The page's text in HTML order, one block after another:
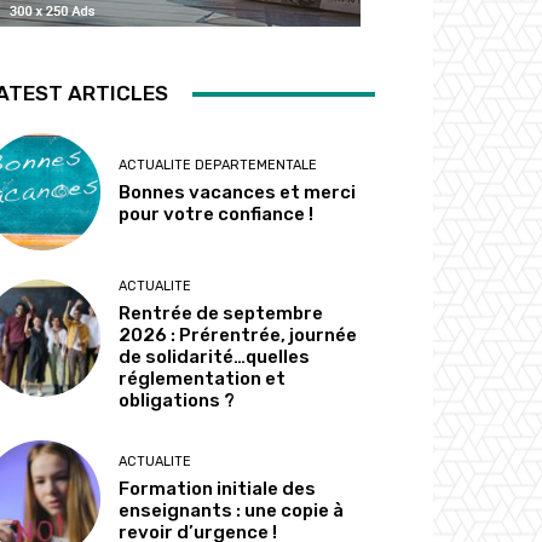
ARTICLES
ACTUALITE DEPARTEMENTALE
Bonnes vacances et merci
pour votre confiance !
ACTUALITE
Rentrée de septembre
2026 : Prérentrée, journée
de solidarité…quelles
réglementation et
obligations ?
ACTUALITE
Formation initiale des
enseignants : une copie à
revoir d’urgence !